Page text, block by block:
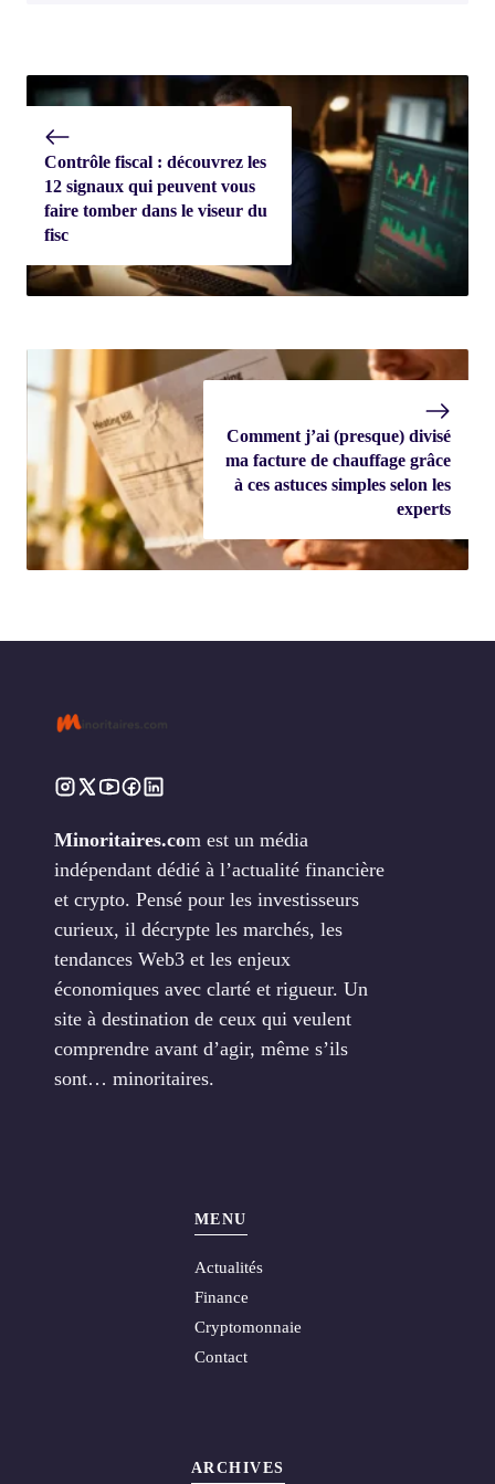
Contrôle fiscal : découvrez les
12 signaux qui peuvent vous
faire tomber dans le viseur du
fisc
Comment j’ai (presque) divisé
ma facture de chauffage grâce
à ces astuces simples selon les
experts
Minoritaires.com est un média
indépendant dédié à l’actualité financière
et crypto. Pensé pour les investisseurs
curieux, il décrypte les marchés, les
tendances Web3 et les enjeux
économiques avec clarté et rigueur. Un
site à destination de ceux qui veulent
comprendre avant d’agir, même s’ils
sont… minoritaires.
MENU
Actualités
Finance
Cryptomonnaie
Contact
ARCHIVES